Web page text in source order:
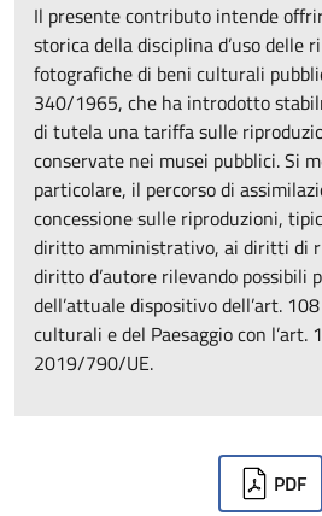
Il presente contributo intende
storica della disciplina d’uso delle
fotografiche di beni culturali
340/1965, che ha introdotto
di tutela una tariffa sulle
conservate nei musei pubblici. Si
particolare, il percorso di
concessione sulle riproduzioni,
diritto amministrativo, ai diritti di
diritto d’autore rilevando possibili
dell’attuale dispositivo dell’art.
culturali e del Paesaggio con l’art.
2019/790/UE.
PDF